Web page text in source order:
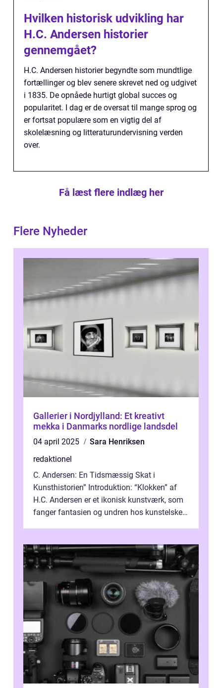
Hvilken historisk udvikling har
H.C. Andersen historier
gennemgået?
H.C. Andersen historier begyndte som mundtlige
fortællinger og blev senere skrevet ned og udgivet
i 1835. De opnåede hurtigt global succes og
popularitet. I dag er de oversat til mange sprog og
er fortsat populære som en vigtig del af
skolelæsning og litteraturundervisning verden
over.
Få læst flere indlæg her
Flere Nyheder
Gallerier i Nordjylland: Et kreativt
mekka i Danmarks nordlige landsdel
04 april 2025
Sara Henriksen
redaktionel
C. Andersen: En Tidsmæssig Skat i
Kunsthistorien” Introduktion: “Klokken” af
H.C. Andersen er et ikonisk kunstværk, som
fanger fantasien og undren hos kunstelskere